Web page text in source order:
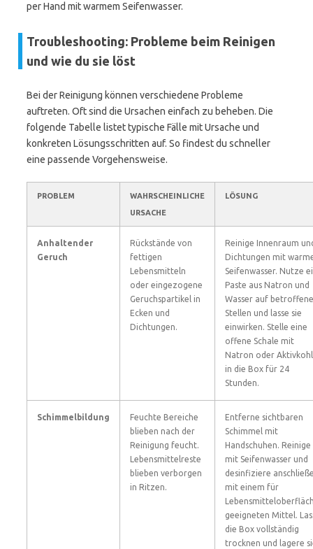
per Hand mit warmem Seifenwasser.
Troubleshooting: Probleme beim Reinigen
und wie du sie löst
Bei der Reinigung können verschiedene Probleme
auftreten. Oft sind die Ursachen einfach zu beheben. Die
folgende Tabelle listet typische Fälle mit Ursache und
konkreten Lösungsschritten auf. So findest du schneller
eine passende Vorgehensweise.
PROBLEM
WAHRSCHEINLICHE
URSACHE
LÖSUNG
Anhaltender
Geruch
Rückstände von
fettigen
Lebensmitteln
oder eingezogene
Geruchspartikel in
Ecken und
Dichtungen.
Reinige Innenraum
Dichtungen mit
Seifenwasser. Nutze
Paste aus Natron und
Wasser auf
Stellen und lasse sie
einwirken. Stelle eine
offene Schale mit
Natron oder
in die Box für 24
Stunden.
Schimmelbildung
Feuchte Bereiche
blieben nach der
Reinigung feucht.
Lebensmittelreste
blieben verborgen
in Ritzen.
Entferne sichtbaren
Schimmel mit
Handschuhen. Reinige
mit Seifenwasser und
desinfiziere
mit einem für
geeigneten Mittel.
die Box vollständig
trocknen und lagere